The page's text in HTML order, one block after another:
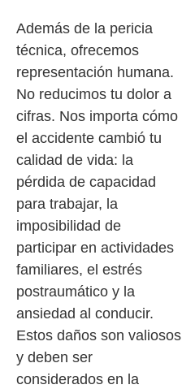
Además de la pericia
técnica, ofrecemos
representación humana.
No reducimos tu dolor a
cifras. Nos importa cómo
el accidente cambió tu
calidad de vida: la
pérdida de capacidad
para trabajar, la
imposibilidad de
participar en actividades
familiares, el estrés
postraumático y la
ansiedad al conducir.
Estos daños son valiosos
y deben ser
considerados en la